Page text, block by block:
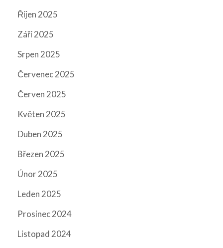
Říjen 2025
Září 2025
Srpen 2025
Červenec 2025
Červen 2025
Květen 2025
Duben 2025
Březen 2025
Únor 2025
Leden 2025
Prosinec 2024
Listopad 2024